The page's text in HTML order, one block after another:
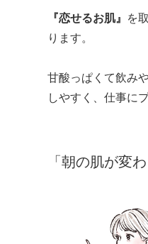
『恋せるお肌』 を
ります。
甘酸っぱくて飲み
しやすく、仕事に
「朝の肌が変